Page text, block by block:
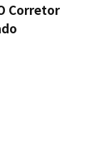
Corretor